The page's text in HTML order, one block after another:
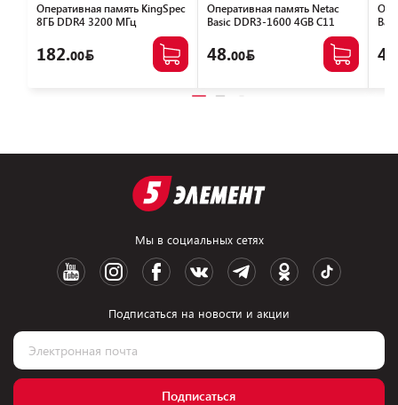
Оперативная память KingSpec
8ГБ DDR4 3200 МГц
182.00
Оперативная память Netac
Basic DDR3-1600 4GB C11
48.00
Мы в социальных сетях
Подписаться на новости и акции
Подписаться